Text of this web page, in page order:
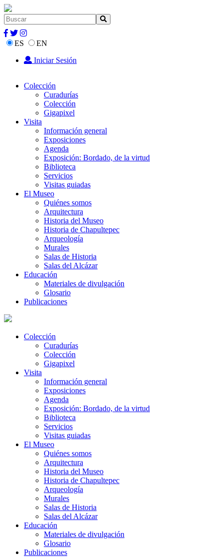
ES
EN
Iniciar Sesión
Colección
Curadurías
Colección
Gigapixel
Visita
Información general
Exposiciones
Agenda
Exposición: Bordado, de la virtud
Biblioteca
Servicios
Visitas guiadas
El Museo
Quiénes somos
Arquitectura
Historia del Museo
Historia de Chapultepec
Arqueología
Murales
Salas de Historia
Salas del Alcázar
Educación
Materiales de divulgación
Glosario
Publicaciones
Colección
Curadurías
Colección
Gigapixel
Visita
Información general
Exposiciones
Agenda
Exposición: Bordado, de la virtud
Biblioteca
Servicios
Visitas guiadas
El Museo
Quiénes somos
Arquitectura
Historia del Museo
Historia de Chapultepec
Arqueología
Murales
Salas de Historia
Salas del Alcázar
Educación
Materiales de divulgación
Glosario
Publicaciones